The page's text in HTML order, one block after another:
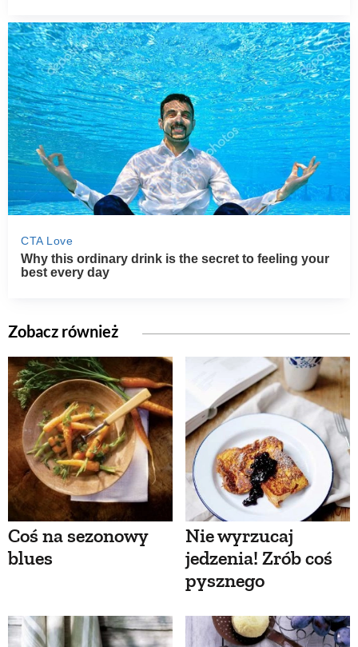
Zobacz również
Coś na sezonowy
blues
Nie wyrzucaj
jedzenia! Zrób coś
pysznego